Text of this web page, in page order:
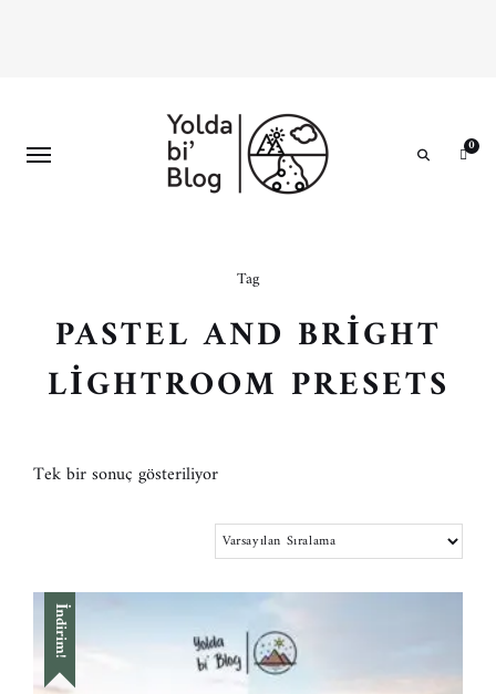
0
Tag
PASTEL AND BRIGHT
LIGHTROOM PRESETS
Tek bir sonuç gösteriliyor
İndirim!